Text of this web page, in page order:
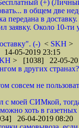
(+)
в общем две
передана в
заявку. Около 10-ти
(-) < SKH >
05-2019 23:15
> [1038] 22-05-
в других
совсем не
с моей СИМкой,
хоть в газетных
26-04-2019 08:20